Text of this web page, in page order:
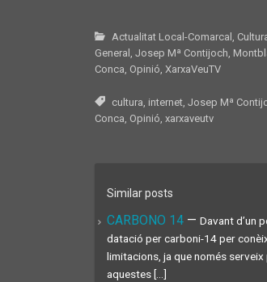
Actualitat Local-Comarcal ,
General , Josep Mª Contijoch,
Conca, Opinió, XarxaVeuTV
cultura, internet, Josep Mª
Conca, Opinió, xarxaveutv
Similar posts
CARBONO 14 — Davant d’un
datació per carboni-14 per
limitacions, ja que només serveix
aquestes [...]